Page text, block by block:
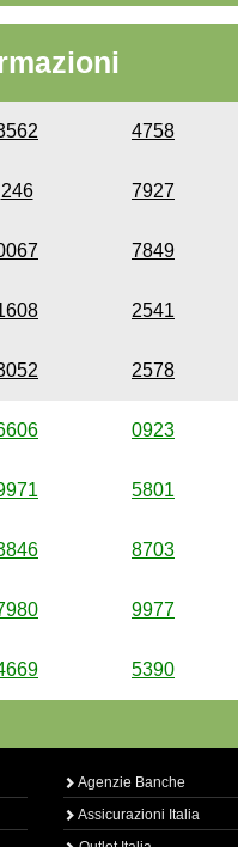
4758
246 7927
7849
2541
2578
0923
5801
8703
9977
5390
Agenzie Banche
Assicurazioni Italia